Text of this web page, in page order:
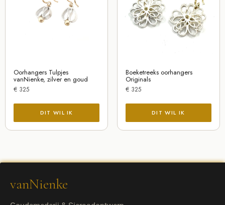
Oorhangers Tulpjes
vanNienke, zilver en goud
€ 325
Boeketreeks oorhangers
Originals
€325
vanNienke